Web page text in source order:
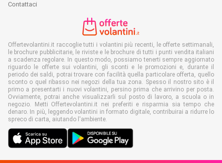
Contattaci
Offertevolantini.it raccoglie tutti i volantini più recenti, le offerte settimanali,
le brochure pubblicitarie, le riviste e le brochure di tutti i punti vendita italiani
a scadenza regolare. In questo modo, possiamo tenerti sempre aggiornato
riguardo le offerte sui volantini, gli sconti e le promozioni e, durante il
periodo dei saldi, potrai trovare con facilità quella particolare offerta, quello
sconto o quel ribasso nei negozi della tua zona. Spesso il nostro sito è il
primo a presentarti i nuovi volantini, persino prima che arrivino per posta.
Ovviamente, potrai anche visualizzarli sul posto di lavoro, a scuola o in
negozio. Metti Offertevolantini.it nei preferiti e risparmia sia tempo che
denaro. In più, leggendo volantini in formato digitale, contribuirai a ridurre lo
spreco di carta, aiutando l'ambiente.